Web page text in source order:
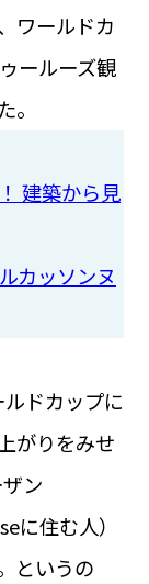
ワールドカ
ールーズ観
。
建築から見
カッソンヌ
ドカップに
がりをみせ
ン
住む人）
というの